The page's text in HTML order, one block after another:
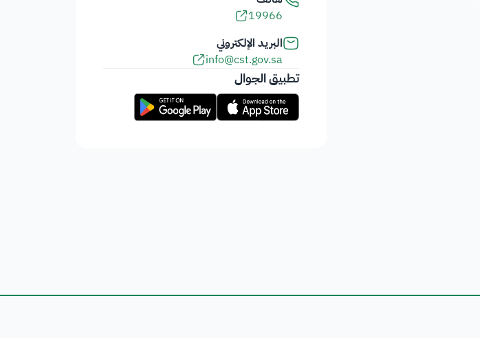
19966
البريد الإلكتروني
info@cst.gov.sa
تطبيق الجوال